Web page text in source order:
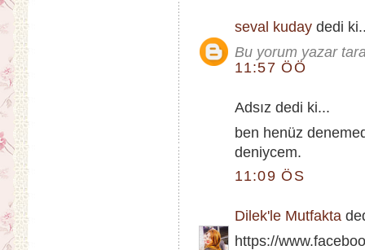
seval kuday dedi
Bu yorum yazar
11:57 ÖÖ
Adsız dedi ki...
ben henüz
deniycem.
11:09 ÖS
Dilek'le Mutfakta
https://